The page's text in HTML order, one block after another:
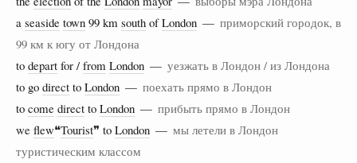
a seaside town 99 km south ofLondon — приморский городок, в
99 км к югу от Лондона
to depart for / from London — уезжать в Лондон / из Лондона
to go direct to London — поехать прямо в Лондон
to come direct to London — прибыть прямо в Лондон
we flew❝Tourist❞ to London — мы летели в Лондон
туристическим классом